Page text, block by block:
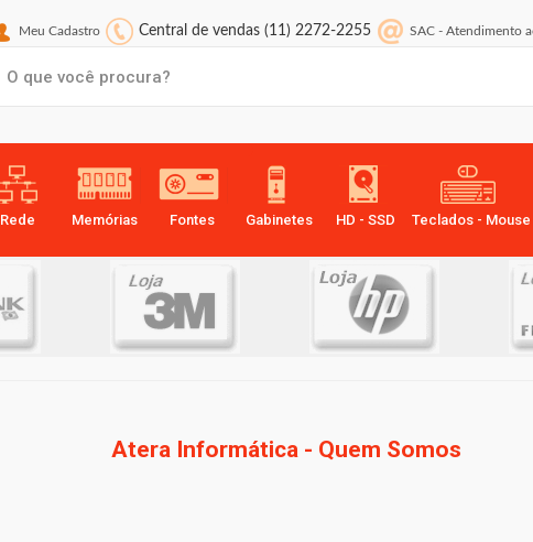
Meu Cadastro Central de vendas (11) 2272-2255 SAC - Atendimento
Rede Memórias Fontes Gabinetes HD - SSD Teclados - Mouse
Atera Informática - Quem Somos